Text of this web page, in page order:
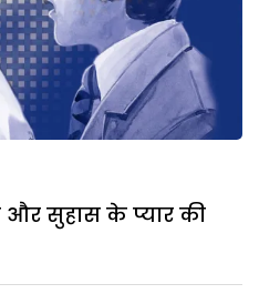
सुहास के प्यार की